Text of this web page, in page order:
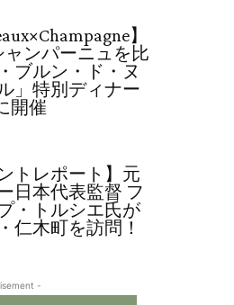
】
ャンパーニュを比
ブルン・ド・ヌ
」特別ディナー
開催
トレポート】元
日本代表監督 フ
・トルシエ氏が
仁木町を訪問！
-